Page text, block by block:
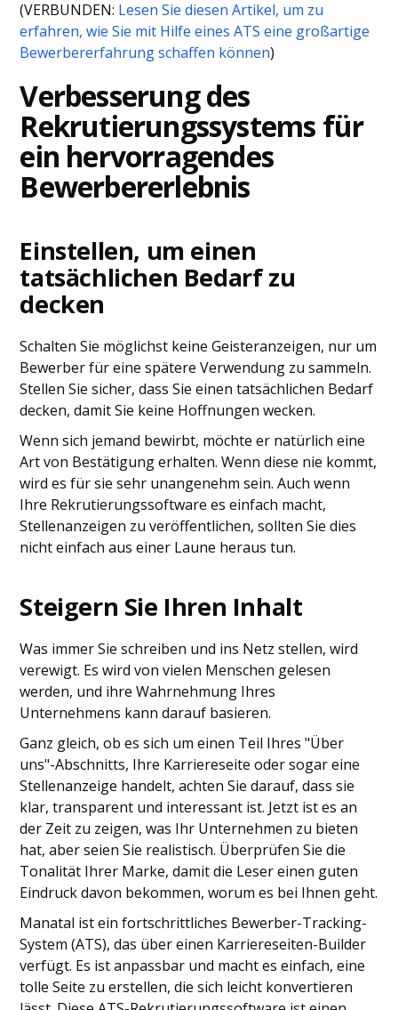
(VERBUNDEN: Lesen Sie diesen Artikel, um zu
erfahren, wie Sie mit Hilfe eines ATS eine großartige
Bewerbererfahrung schaffen können)
Verbesserung des
Rekrutierungssystems für
ein hervorragendes
Bewerbererlebnis
Einstellen, um einen
tatsächlichen Bedarf zu
decken
Schalten Sie möglichst keine Geisteranzeigen, nur um
Bewerber für eine spätere Verwendung zu sammeln.
Stellen Sie sicher, dass Sie einen tatsächlichen Bedarf
decken, damit Sie keine Hoffnungen wecken.
Wenn sich jemand bewirbt, möchte er natürlich eine
Art von Bestätigung erhalten. Wenn diese nie kommt,
wird es für sie sehr unangenehm sein. Auch wenn
Ihre Rekrutierungssoftware es einfach macht,
Stellenanzeigen zu veröffentlichen, sollten Sie dies
nicht einfach aus einer Laune heraus tun.
Steigern Sie Ihren Inhalt
Was immer Sie schreiben und ins Netz stellen, wird
verewigt. Es wird von vielen Menschen gelesen
werden, und ihre Wahrnehmung Ihres
Unternehmens kann darauf basieren.
Ganz gleich, ob es sich um einen Teil Ihres "Über
uns"-Abschnitts, Ihre Karriereseite oder sogar eine
Stellenanzeige handelt, achten Sie darauf, dass sie
klar, transparent und interessant ist. Jetzt ist es an
der Zeit zu zeigen, was Ihr Unternehmen zu bieten
hat, aber seien Sie realistisch. Überprüfen Sie die
Tonalität Ihrer Marke, damit die Leser einen guten
Eindruck davon bekommen, worum es bei Ihnen geht.
Manatal ist ein fortschrittliches Bewerber-Tracking-
System (ATS), das über einen Karriereseiten-Builder
verfügt. Es ist anpassbar und macht es einfach, eine
tolle Seite zu erstellen, die sich leicht konvertieren